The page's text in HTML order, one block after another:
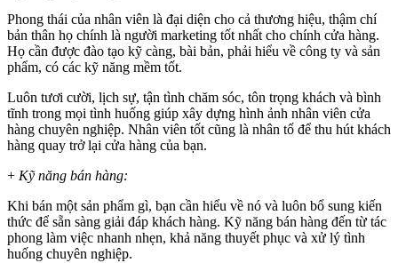
Phong thái của nhân viên là đại diện cho cả thương hiệu, thậm chí
bản thân họ chính là người marketing tốt nhất cho chính cửa hàng.
Họ cần được đào tạo kỹ càng, bài bản, phải hiểu về công ty và sản
phẩm, có các kỹ năng mềm tốt.
Luôn tươi cười, lịch sự, tận tình chăm sóc, tôn trọng khách và bình
tĩnh trong mọi tình huống giúp xây dựng hình ảnh nhân viên cửa
hàng chuyên nghiệp. Nhân viên tốt cũng là nhân tố để thu hút khách
hàng quay trở lại cửa hàng của bạn.
+ Kỹ năng bán hàng:
Khi bán một sản phẩm gì, bạn cần hiểu về nó và luôn bổ sung kiến
thức để sẵn sàng giải đáp khách hàng. Kỹ năng bán hàng đến từ tác
phong làm việc nhanh nhẹn, khả năng thuyết phục và xử lý tình
huống chuyên nghiệp.